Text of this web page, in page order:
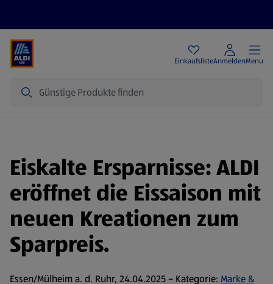
EinkaufslisteAnmeldenMenu
Eiskalte Ersparnisse: ALDI
eröffnet die Eissaison mit
neuen Kreationen zum
Sparpreis.
Essen/Mülheim a. d. Ruhr, 24.04.2025 – Kategorie: Marke &